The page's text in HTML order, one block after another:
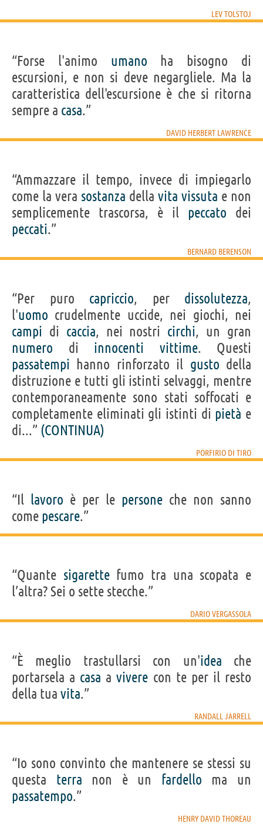
LEV TOLSTOJ
“Forse l'animo umano ha bisogno di
escursioni, e non si deve negargliele. Ma la
caratteristica dell'escursione è che si ritorna
sempre a casa.”
DAVID HERBERT LAWRENCE
“Ammazzare il tempo, invece di impiegarlo
come la vera sostanza della vita vissuta e non
semplicemente trascorsa, è il peccato dei
peccati.”
BERNARD BERENSON
“Per puro capriccio, per dissolutezza,
l'uomo crudelmente uccide, nei giochi, nei
campi di caccia, nei nostri circhi, un gran
numero di innocenti vittime. Questi
passatempi hanno rinforzato il gusto della
distruzione e tutti gli istinti selvaggi, mentre
contemporaneamente sono stati soffocati e
completamente eliminati gli istinti di pietà e
di...” (CONTINUA)
PORFIRIO DI TIRO
“Il lavoro è per le persone che non sanno
come pescare.”
“Quante sigarettefumo tra una scopata e
l’altra? Sei o sette stecche.”
DARIO VERGASSOLA
“È meglio trastullarsi con un'idea che
portarsela a casa avivere con te per il resto
della tua vita.”
RANDALL JARRELL
“Io sono convinto che mantenere se stessi su
questa terra non è un fardello ma un
passatempo.”
HENRY DAVID THOREAU